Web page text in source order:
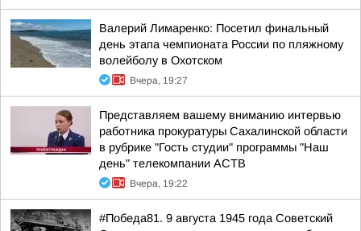
Валерий Лимаренко: Посетил финальный
день этапа чемпионата России по пляжному
волейболу в Охотском
Вчера, 19:27
Представляем вашему вниманию интервью
работника прокуратуры Сахалинской области
в рубрике "Гость студии" программы "Наш
день" телекомпании АСТВ
Вчера, 19:22
#Победа81. 9 августа 1945 года Советский